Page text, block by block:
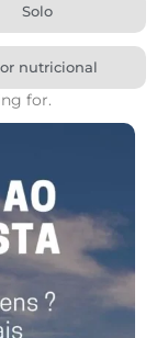
Solo
nutricional
for.